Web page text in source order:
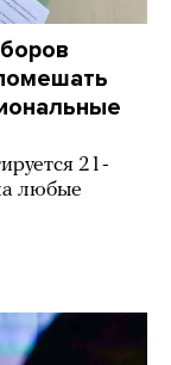
21-
любые